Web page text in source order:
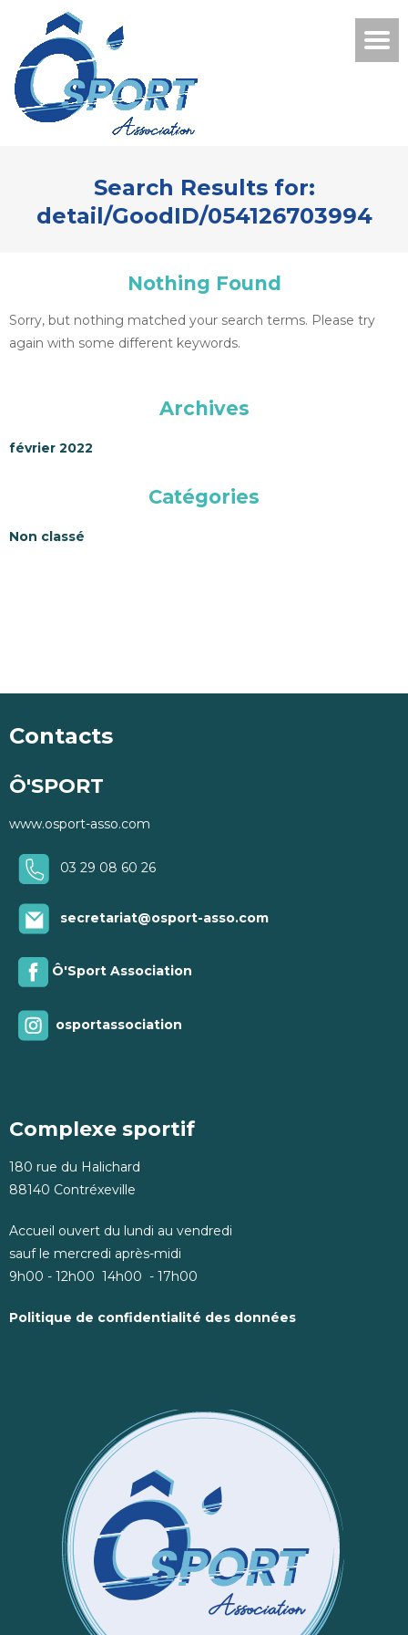
Search Results for:
detail/GoodID/054126703994
Nothing Found
Sorry, but nothing matched your search terms. Please try
again with some different keywords.
Archives
février 2022
Catégories
Non classé
Contacts
Ô'SPORT
www.osport-asso.com
03 29 08 60 26
secretariat@osport-asso.com
Ô'Sport Association
osportassociation
Complexe sportif
180 rue du Halichard
88140 Contréxeville
Accueil ouvert du lundi au vendredi
sauf le mercredi après-midi
9h00 - 12h00 14h00 - 17h00
Politique de confidentialité des données